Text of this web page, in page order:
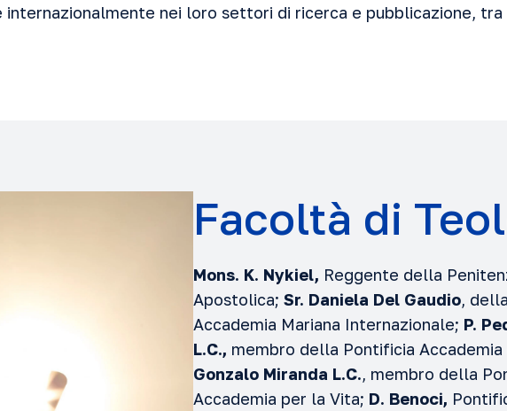
nei loro settori di ricerca e pubblicazione, tra
Facoltà di
Mons. K. Nykiel, Reggente della
Apostolica; Sr. Daniela Del Gaudio,
Accademia Mariana Internazionale; P.
L.C., membro della Pontificia Accademia
Gonzalo Miranda L.C., membro della
Accademia per la Vita; D. Benoci,